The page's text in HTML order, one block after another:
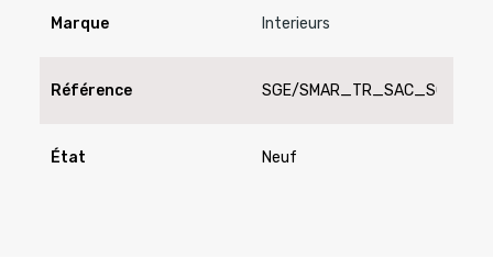
Marque Interieurs
Référence SGE/SMAR_TR_SAC_SC
État Neuf